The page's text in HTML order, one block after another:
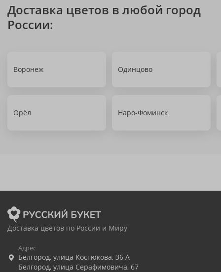
Доставка цветов в любой город
России:
Воронеж Одинцово
Орёл Наро-Фоминск
Доставка цветов по России и Миру
Адрес
Белгород, улица Костюкова, 36 А
Белгород, улица Серафимовича, 67